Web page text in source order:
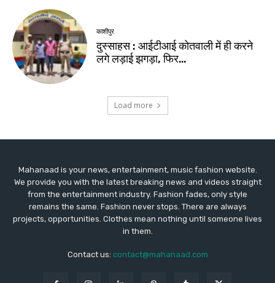
Mahanaad is your news, entertainment, music fashion website.
We provide you with the latest breaking news and videos straight
from the entertainment industry. Fashion fades, only style
remains the same. Fashion never stops. There are always
projects, opportunities. Clothes mean nothing until someone lives
in them.
Contact us: contact@mahanaad.com